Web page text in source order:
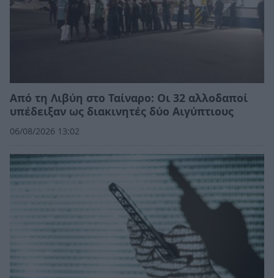
Από τη Λιβύη στο Ταίναρο: Οι 32 αλλοδαποί
υπέδειξαν ως διακινητές δύο Αιγύπτιους
06/08/2026 13:02